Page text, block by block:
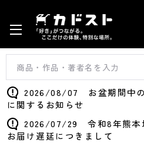
2026/08/07 お盆期間中の
に関するお知らせ
2026/07/29 令和8年熊本
お届け遅延につきまして